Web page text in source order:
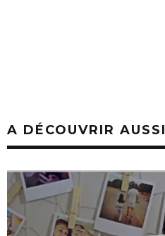
A DÉCOUVRIR AUSSI